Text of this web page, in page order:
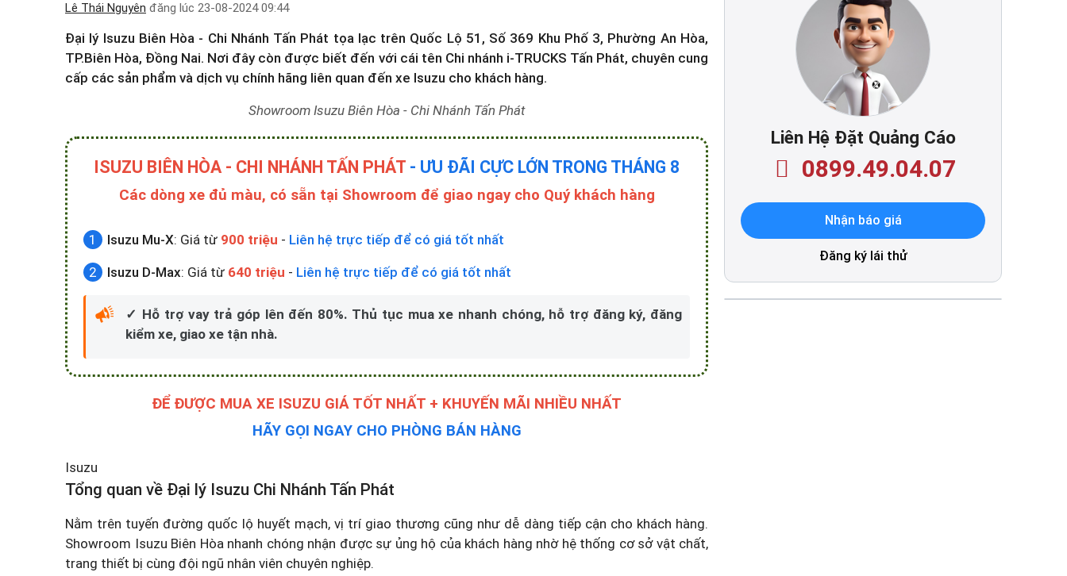
Lê Thái Nguyên đăng lúc 23-08-2024 09:44
Đại lý Isuzu Biên Hòa - Chi Nhánh Tấn Phát tọa lạc trên Quốc Lộ 51, Số 369 Khu Phố 3, Phường An Hòa,
TP.Biên Hòa, Đồng Nai. Nơi đây còn được biết đến với cái tên Chi nhánh i-TRUCKS Tấn Phát, chuyên cung
cấp các sản phẩm và dịch vụ chính hãng liên quan đến xe Isuzu cho khách hàng.
Showroom Isuzu Biên Hòa - Chi Nhánh Tấn Phát
ISUZU BIÊN HÒA - CHI NHÁNH TẤN PHÁT - ƯU ĐÃI CỰC LỚN TRONG THÁNG 8
Các dòng xe đủ màu, có sẵn tại Showroom để giao ngay cho Quý khách hàng
Isuzu Mu-X: Giá từ 900 triệu - Liên hệ trực tiếp để có giá tốt nhất
Isuzu D-Max: Giá từ 640 triệu - Liên hệ trực tiếp để có giá tốt nhất
✓ Hỗ trợ vay trả góp lên đến 80%. Thủ tục mua xe nhanh chóng, hỗ trợ đăng ký, đăng
kiểm xe, giao xe tận nhà.
ĐỂ ĐƯỢC MUA XE ISUZU GIÁ TỐT NHẤT + KHUYẾN MÃI NHIỀU NHẤT
HÃY GỌI NGAY CHO PHÒNG BÁN HÀNG
Isuzu
Tổng quan về Đại lý Isuzu Chi Nhánh Tấn Phát
Nằm trên tuyến đường quốc lộ huyết mạch, vị trí giao thương cũng như dễ dàng tiếp cận cho khách hàng.
Showroom Isuzu Biên Hòa nhanh chóng nhận được sự ủng hộ của khách hàng nhờ hệ thống cơ sở vật chất,
trang thiết bị cùng đội ngũ nhân viên chuyên nghiệp.
Liên Hệ Đặt Quảng Cáo
0899.49.04.07
Nhận báo giá
Đăng ký lái thử